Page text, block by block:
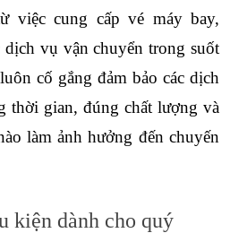
việc cung cấp vé máy bay,
dịch vụ vận chuyển trong suốt
cố gắng đảm bảo các dịch
thời gian, đúng chất lượng và
làm ảnh hưởng đến chuyến
kiện dành cho quý